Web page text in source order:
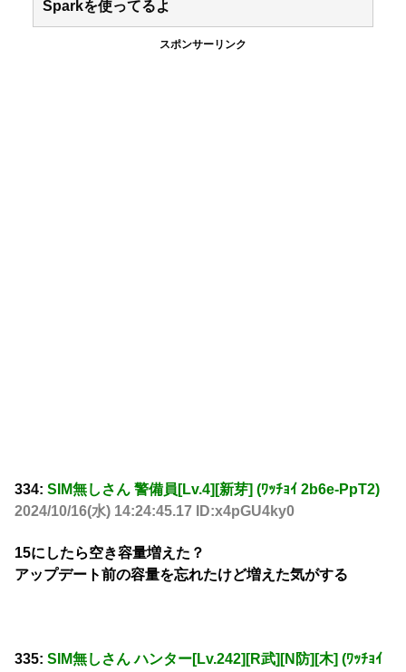
Sparkを使ってるよ
スポンサーリンク
334: SIM無しさん 警備員[Lv.4][新芽] (ﾜｯﾁｮｲ 2b6e-PpT2)
2024/10/16(水) 14:24:45.17 ID:x4pGU4ky0
15にしたら空き容量増えた？
アップデート前の容量を忘れたけど増えた気がする
335: SIM無しさん ハンター[Lv.242][R武][N防][木] (ﾜｯﾁｮｲ